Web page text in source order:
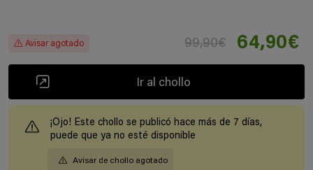
Avisar agotado 99,90€ 64,90€
Ir al chollo
¡Ojo! Este chollo se publicó hace más de 7 días,
puede que ya no esté disponible
Avisar de chollo agotado